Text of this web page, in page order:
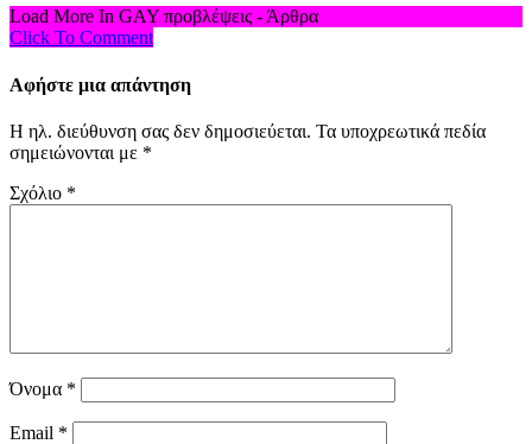
Load More In GAY προβλέψεις - Άρθρα
Click To Comment
Αφήστε μια απάντηση
Η ηλ. διεύθυνση σας δεν δημοσιεύεται. Τα υποχρεωτικά πεδία
σημειώνονται με *
Σχόλιο *
Όνομα *
Email *